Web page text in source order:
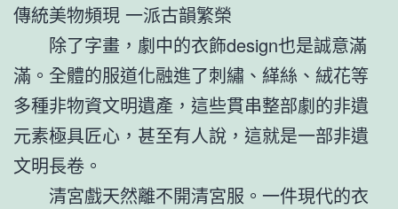
傳統美物頻現 一派古韻繁榮
除了字畫，劇中的衣飾design也是誠意滿
滿。全體的服道化融進了刺繡、緙絲、絨花等
多種非物資文明遺產，這些貫串整部劇的非遺
元素極具匠心，甚至有人說，這就是一部非遺
文明長卷。
清宮戲天然離不開清宮服。一件現代的衣